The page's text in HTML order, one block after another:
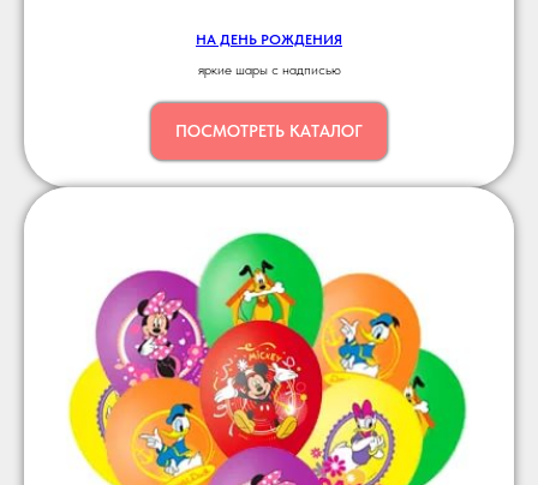
НА ДЕНЬ РОЖДЕНИЯ
яркие шары с надписью
ПОСМОТРЕТЬ КАТАЛОГ